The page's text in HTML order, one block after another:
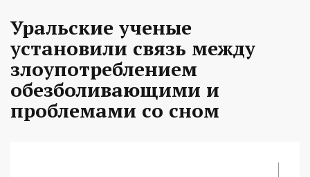
Уральские ученые
установили связь между
злоупотреблением
обезболивающими и
проблемами со сном